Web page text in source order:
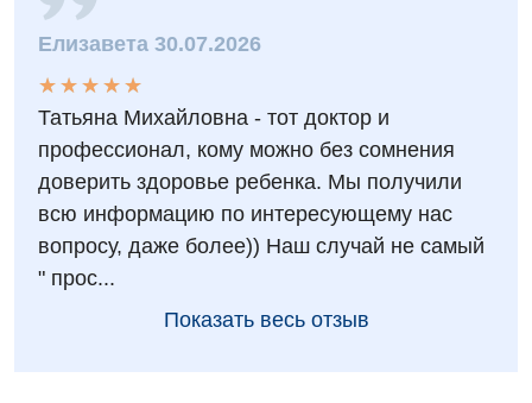
Детская ортопедия и травматология
Детская офтальмология
Детская урология
Детская хирургия
Детская эндокринология
Елизавета 30.07.2026
★
★
★
★
★
★ ★ ★ ★ ★
Татьяна Михайловна - тот доктор и
профессионал, кому можно без сомнения
доверить здоровье ребенка. Мы получили
всю информацию по интересующему нас
вопросу, даже более)) Наш случай не самый
" прос...
Показать весь отзыв